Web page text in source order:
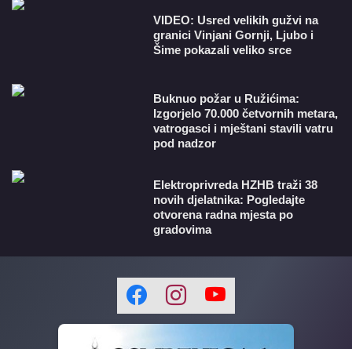
VIDEO: Usred velikih gužvi na
granici Vinjani Gornji, Ljubo i
Šime pokazali veliko srce
Buknuo požar u Ružićima:
Izgorjelo 70.000 četvornih metara,
vatrogasci i mještani stavili vatru
pod nadzor
​Elektroprivreda HZHB traži 38
novih djelatnika: Pogledajte
otvorena radna mjesta po
gradovima